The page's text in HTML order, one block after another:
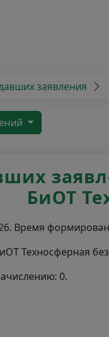
заявления
БиОТ
Время
Техносферная
0.